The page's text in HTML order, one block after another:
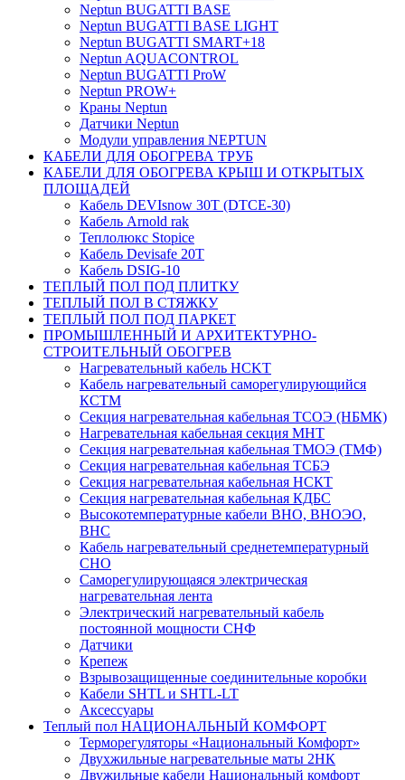
Neptun BUGATTI BASE
Neptun BUGATTI BASE LIGHT
Neptun BUGATTI SMART+18
Neptun AQUACONTROL
Neptun BUGATTI ProW
Neptun PROW+
Краны Neptun
Датчики Neptun
Модули управления NEPTUN
КАБЕЛИ ДЛЯ ОБОГРЕВА ТРУБ
КАБЕЛИ ДЛЯ ОБОГРЕВА КРЫШ И ОТКРЫТЫХ
ПЛОЩАДЕЙ
Кабель DEVIsnow 30Т (DTCE-30)
Кабель Arnold rak
Теплолюкс Stopice
Кабель Devisafe 20T
Кабель DSIG-10
ТЕПЛЫЙ ПОЛ ПОД ПЛИТКУ
ТЕПЛЫЙ ПОЛ В СТЯЖКУ
ТЕПЛЫЙ ПОЛ ПОД ПАРКЕТ
ПРОМЫШЛЕННЫЙ И АРХИТЕКТУРНО-
СТРОИТЕЛЬНЫЙ ОБОГРЕВ
Нагревательный кабель НCKТ
Кабель нагревательный саморегулирующийся
КСТМ
Секция нагревательная кабельная ТСОЭ (НБМК)
Нагревательная кабельная секция МНТ
Секция нагревательная кабельная ТМОЭ (ТМФ)
Секция нагревательная кабельная ТСБЭ
Секция нагревательная кабельная НСКТ
Секция нагревательная кабельная КДБС
Высокотемпературные кабели ВНО, ВНОЭО,
ВНС
Кабель нагревательный среднетемпературный
СНО
Саморегулирующаяся электрическая
нагревательная лента
Электрический нагревательный кабель
постоянной мощности СНФ
Датчики
Крепеж
Взрывозащищенные соединительные коробки
Кабели SHTL и SHTL-LT
Аксессуары
Теплый пол НАЦИОНАЛЬНЫЙ КОМФОРТ
Терморегуляторы «Национальный Комфорт»
Двухжильные нагревательные маты 2НК
Двужильные кабели Национальный комфорт